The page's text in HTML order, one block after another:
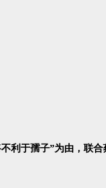
于孺子”为由，联合